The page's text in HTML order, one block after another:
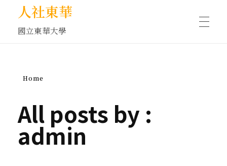
人社東華
國立東華大學
文化沙龍
Home
All posts by :
admin